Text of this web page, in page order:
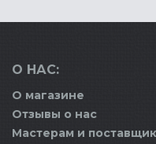
О НАС:
О магазине
Отзывы о нас
Мастерам и